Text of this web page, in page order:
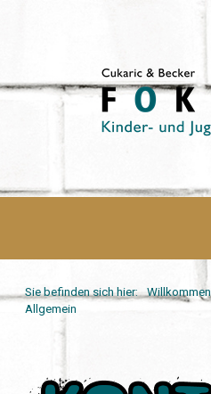
Sie befinden sich hier: Willkommen
Allgemein